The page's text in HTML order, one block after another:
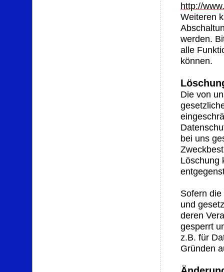
http://
Weiteren
werden.
alle
können.
Die von
bei uns
Löschung
Sofern
und
deren
gesperrt
z.B. für
Gründen